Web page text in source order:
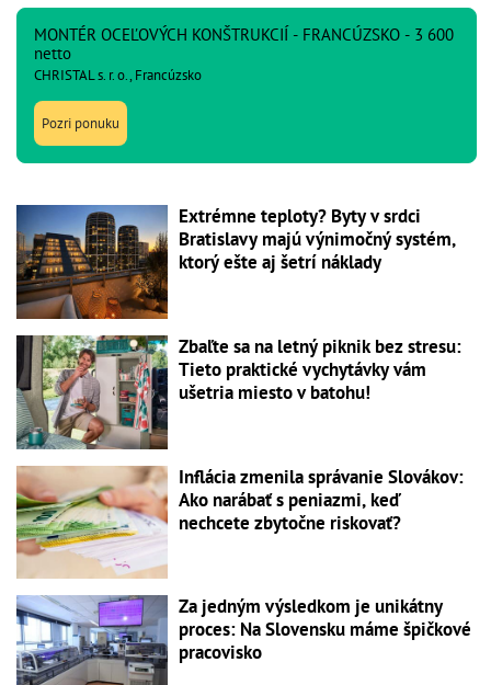
MONTÉR OCEĽOVÝCH KONŠTRUKCIÍ - FRANCÚZSKO - 3 600
netto
CHRISTAL s. r. o., Francúzsko
Pozri ponuku
Extrémne teploty? Byty v srdci
Bratislavy majú výnimočný systém,
ktorý ešte aj šetrí náklady
Zbaľte sa na letný piknik bez stresu:
Tieto praktické vychytávky vám
ušetria miesto v batohu!
Inflácia zmenila správanie Slovákov:
Ako narábať s peniazmi, keď
nechcete zbytočne riskovať?
Za jedným výsledkom je unikátny
proces: Na Slovensku máme špičkové
pracovisko